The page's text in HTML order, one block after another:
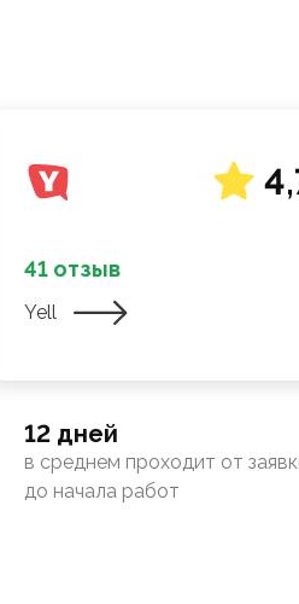
41 отзыв
Yell
12 дней
в среднем проходит от
до начала работ